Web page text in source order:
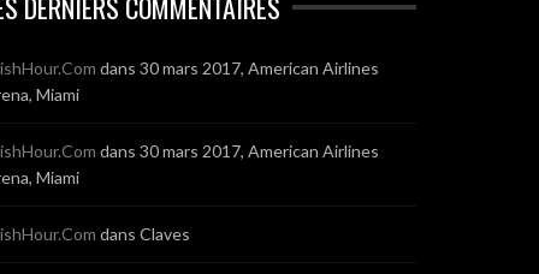
dans 30 mars 2017, American Airlines
Miami
dans 30 mars 2017, American Airlines
Miami
dans Claves